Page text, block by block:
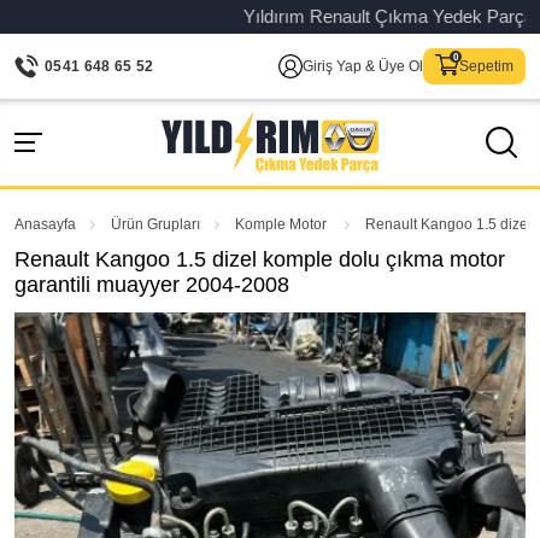
Yıldırım Renault Çıkma Yedek Parça
0541 648 65 52 Giriş Yap & Üye Ol Sepetim
Anasayfa Ürün Grupları Komple Motor Renault Kangoo 1.5 dizel
Renault Kangoo 1.5 dizel komple dolu çıkma motor
garantili muayyer 2004-2008